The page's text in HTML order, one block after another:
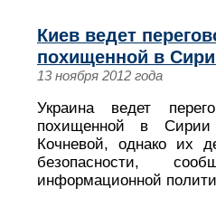
Киев ведет
похищенной в
13 ноября 2012 года
Украина ведет
похищенной в Сирии
Кочневой, однако их
безопасности,
информационной